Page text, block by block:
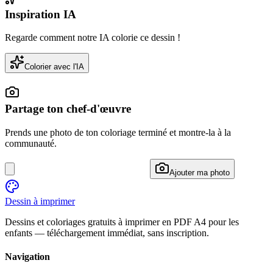
Inspiration IA
Regarde comment notre IA colorie ce dessin !
Colorier avec l'IA
Partage ton chef-d'œuvre
Prends une photo de ton coloriage terminé et montre-la à la
communauté.
Ajouter ma photo
Dessin à imprimer
Dessins et coloriages gratuits à imprimer en PDF A4 pour les
enfants — téléchargement immédiat, sans inscription.
Navigation